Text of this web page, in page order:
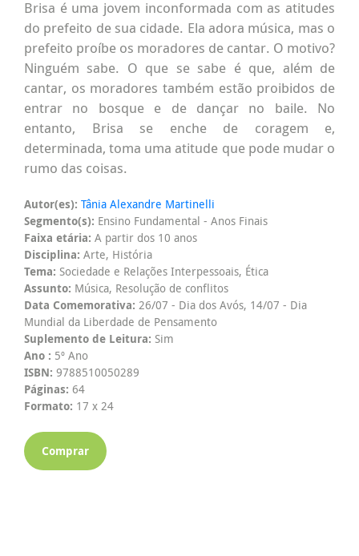
Brisa é uma jovem inconformada com as atitudes
do prefeito de sua cidade. Ela adora música, mas o
prefeito proíbe os moradores de cantar. O motivo?
Ninguém sabe. O que se sabe é que, além de
cantar, os moradores também estão proibidos de
entrar no bosque e de dançar no baile. No
entanto, Brisa se enche de coragem e,
determinada, toma uma atitude que pode mudar o
rumo das coisas.
Autor(es): Tânia Alexandre Martinelli
Segmento(s): Ensino Fundamental - Anos Finais
Faixa etária: A partir dos 10 anos
Disciplina: Arte, História
Tema: Sociedade e Relações Interpessoais, Ética
Assunto: Música, Resolução de conflitos
Data Comemorativa: 26/07 - Dia dos Avós, 14/07 - Dia
Mundial da Liberdade de Pensamento
Suplemento de Leitura: Sim
Ano : 5º Ano
ISBN: 9788510050289
Páginas: 64
Formato: 17 x 24
Comprar